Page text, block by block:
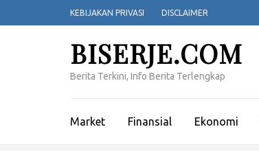
ke
KEBIJAKAN PRIVASI DISCLAIMER
BISERJE.COM
Berita Terkini, Info Berita Terlengkap
Market Finansial Ekonomi